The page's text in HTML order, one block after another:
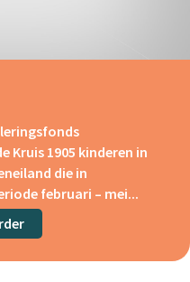
Kruis 1905 kinderen in
die in
februari – mei...
about Het Rode Kruis